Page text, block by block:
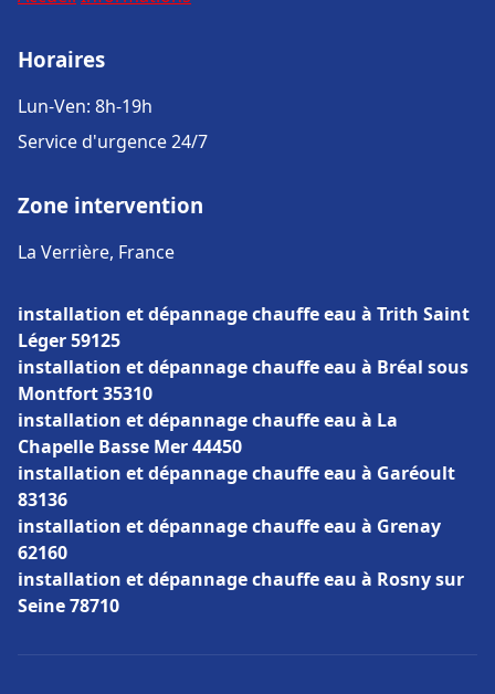
Horaires
Lun-Ven: 8h-19h
Service d'urgence 24/7
Zone intervention
La Verrière, France
installation et dépannage chauffe eau à Trith Saint
Léger 59125
installation et dépannage chauffe eau à Bréal sous
Montfort 35310
installation et dépannage chauffe eau à La
Chapelle Basse Mer 44450
installation et dépannage chauffe eau à Garéoult
83136
installation et dépannage chauffe eau à Grenay
62160
installation et dépannage chauffe eau à Rosny sur
Seine 78710